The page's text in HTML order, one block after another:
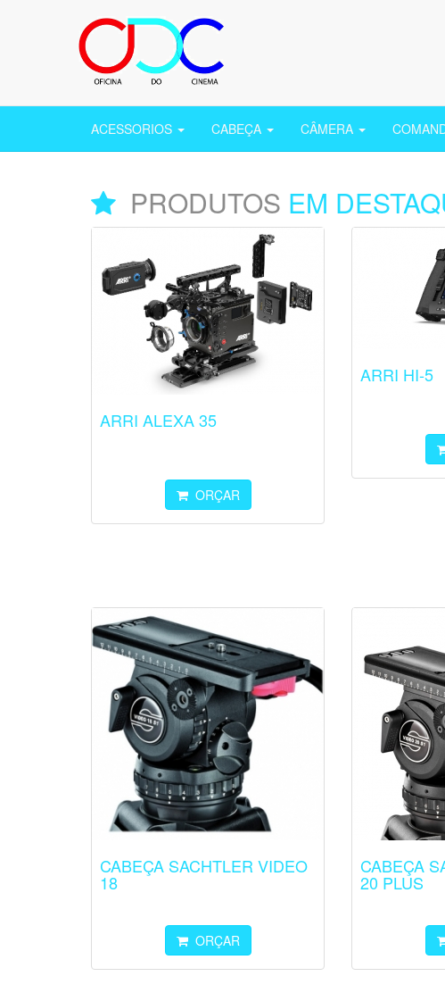
ACESSORIOS CABEÇA CÂMERA
PRODUTOS EM
ARRI ALEXA 35
ORÇAR
ARRI HI-5
CABEÇA SACHTLER VIDEO
18
ORÇAR
CABEÇA
20 PLUS